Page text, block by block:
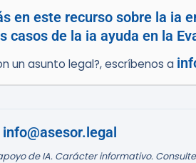
en este recurso sobre la ia
casos de la ia ayuda en la
un asunto legal?, escríbenos a
info@asesor.legal
de IA. Carácter informativo.